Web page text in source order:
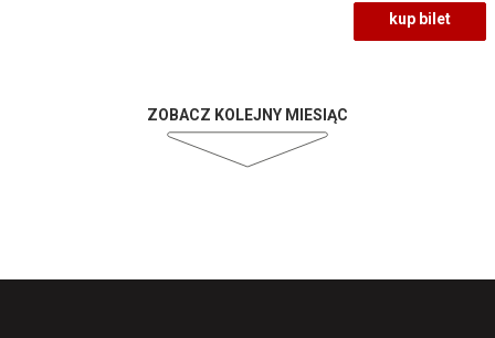
kup bilet
ZOBACZ KOLEJNY MIESIĄC